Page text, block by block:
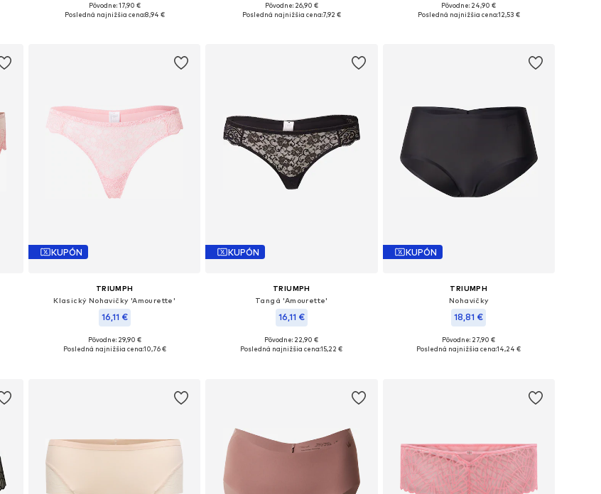
Dostupné veľkosti: M-L
Pôvodne: 17,90 €
Posledná najnižšia cena:8,94 €
Dostupné veľkosti: XS-S, S-M
Pôvodne: 26,90 €
Posledná najnižšia cena:7,92 €
Dostupné veľkosti: M, XL, XXL
Pôvodne: 24,90 €
Posledná najnižšia cena:12,53 €
KUPÓN
TRIUMPH
Klasický Nohavičky 'Amourette'
16,11 €
Dostupné veľkosti: M
Pôvodne: 29,90 €
Posledná najnižšia cena:10,76 €
KUPÓN
TRIUMPH
Tangá 'Amourette'
16,11 €
Dostupné veľkosti: M
Pôvodne: 22,90 €
Posledná najnižšia cena:15,22 €
KUPÓN
TRIUMPH
Nohavičky
18,81 €
Dostupné veľkosti: M
Pôvodne: 27,90 €
Posledná najnižšia cena:14,24 €